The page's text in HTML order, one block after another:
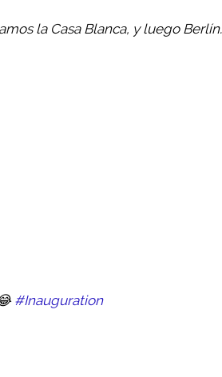
la Casa Blanca, y luego Berlín.
#Inauguration